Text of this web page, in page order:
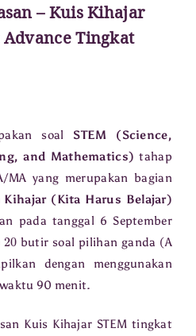
– Kuis Kihajar
Advance Tingkat
soal STEM (Science,
and Mathematics) tahap
MA yang merupakan bagian
Kihajar (Kita Harus Belajar)
pada tanggal 6 September
20
butir soal pilihan ganda (A
dengan menggunakan
90 menit.
Kuis Kihajar STEM tingkat